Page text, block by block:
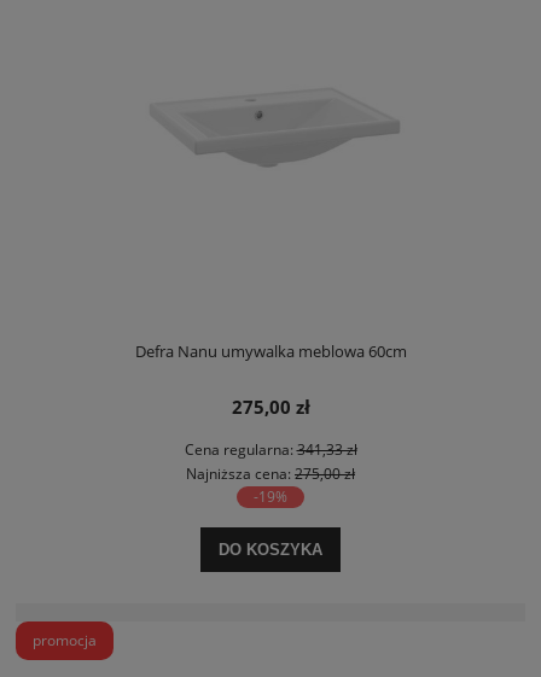
Defra Nanu umywalka meblowa 60cm
275,00 zł
Cena regularna:341,33 zł
Najniższa cena: 275,00 zł
-19%
DO KOSZYKA
promocja